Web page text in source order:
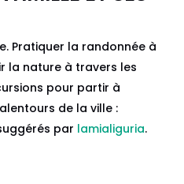
Pratiquer la randonnée à
la nature à travers les
pour partir à
de la ville :
par lamialiguria.